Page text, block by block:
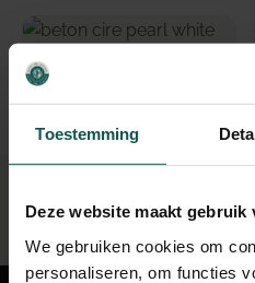
Toestemming
Deze website maakt gebruik
We gebruiken cookies om
personaliseren, om functies
Beton Ciré All-In-One
€
Altijd een specialist beschikbaar